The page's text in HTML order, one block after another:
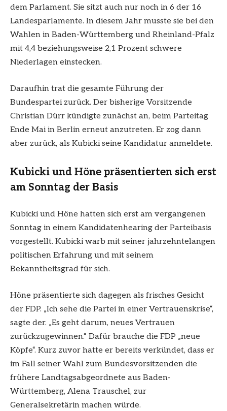
dem Parlament. Sie sitzt auch nur noch in 6 der 16
Landesparlamente. In diesem Jahr musste sie bei den
Wahlen in Baden-Württemberg und Rheinland-Pfalz
mit 4,4 beziehungsweise 2,1 Prozent schwere
Niederlagen einstecken.
Daraufhin trat die gesamte Führung der
Bundespartei zurück. Der bisherige Vorsitzende
Christian Dürr kündigte zunächst an, beim Parteitag
Ende Mai in Berlin erneut anzutreten. Er zog dann
aber zurück, als Kubicki seine Kandidatur anmeldete.
Kubicki und Höne präsentierten sich erst
am Sonntag der Basis
Kubicki und Höne hatten sich erst am vergangenen
Sonntag in einem Kandidatenhearing der Parteibasis
vorgestellt. Kubicki warb mit seiner jahrzehntelangen
politischen Erfahrung und mit seinem
Bekanntheitsgrad für sich.
Höne präsentierte sich dagegen als frisches Gesicht
der FDP. „Ich sehe die Partei in einer Vertrauenskrise“,
sagte der. „Es geht darum, neues Vertrauen
zurückzugewinnen.“ Dafür brauche die FDP „neue
Köpfe“. Kurz zuvor hatte er bereits verkündet, dass er
im Fall seiner Wahl zum Bundesvorsitzenden die
frühere Landtagsabgeordnete aus Baden-
Württemberg, Alena Trauschel, zur
Generalsekretärin machen würde.